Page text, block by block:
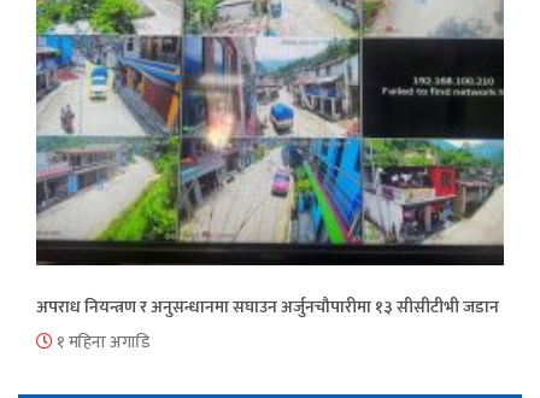
अपराध नियन्त्रण र अनुसन्धानमा सघाउन अर्जुनचौपारीमा १३ सीसीटीभी जडान
१ महिना अगाडि